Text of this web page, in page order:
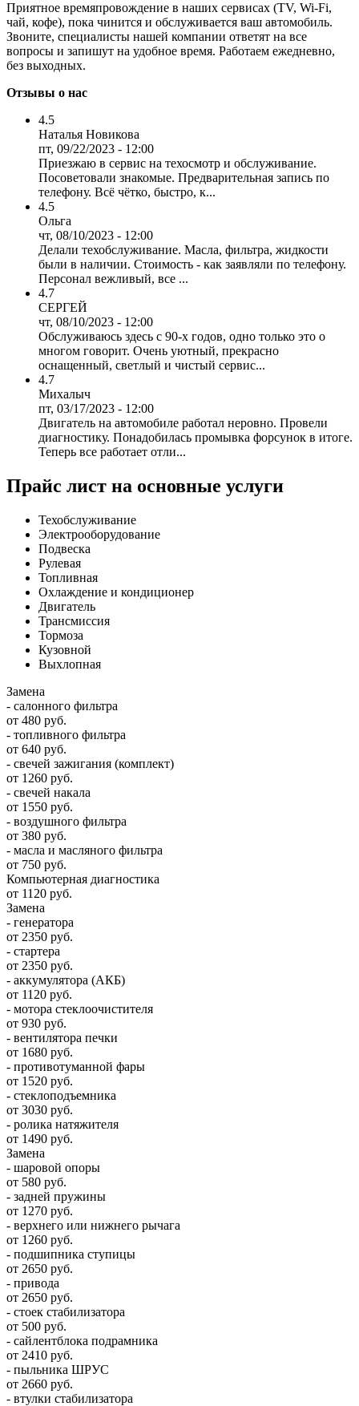
Приятное времяпровождение в наших сервисах (TV, Wi-Fi,
чай, кофе), пока чинится и обслуживается ваш автомобиль.
Звоните, специалисты нашей компании ответят на все
вопросы и запишут на удобное время. Работаем ежедневно,
без выходных.
Отзывы о нас
4.5
Наталья Новикова
пт, 09/22/2023 - 12:00
Приезжаю в сервис на техосмотр и обслуживание.
Посоветовали знакомые. Предварительная запись по
телефону. Всё чётко, быстро, к...
4.5
Ольга
чт, 08/10/2023 - 12:00
Делали техобслуживание. Масла, фильтра, жидкости
были в наличии. Стоимость - как заявляли по телефону.
Персонал вежливый, все ...
4.7
СЕРГЕЙ
чт, 08/10/2023 - 12:00
Обслуживаюсь здесь с 90-х годов, одно только это о
многом говорит. Очень уютный, прекрасно
оснащенный, светлый и чистый сервис...
4.7
Михалыч
пт, 03/17/2023 - 12:00
Двигатель на автомобиле работал неровно. Провели
диагностику. Понадобилась промывка форсунок в итоге.
Теперь все работает отли...
Прайс лист на основные услуги
Техобслуживание
Электрооборудование
Подвеска
Рулевая
Топливная
Охлаждение и кондиционер
Двигатель
Трансмиссия
Тормоза
Кузовной
Выхлопная
Замена
- салонного фильтра
от 480 руб.
- топливного фильтра
от 640 руб.
- свечей зажигания (комплект)
от 1260 руб.
- свечей накала
от 1550 руб.
- воздушного фильтра
от 380 руб.
- масла и масляного фильтра
от 750 руб.
Компьютерная диагностика
от 1120 руб.
Замена
- генератора
от 2350 руб.
- стартера
от 2350 руб.
- аккумулятора (АКБ)
от 1120 руб.
- мотора стеклоочистителя
от 930 руб.
- вентилятора печки
от 1680 руб.
- противотуманной фары
от 1520 руб.
- стеклоподъемника
от 3030 руб.
- ролика натяжителя
от 1490 руб.
Замена
- шаровой опоры
от 580 руб.
- задней пружины
от 1270 руб.
- верхнего или нижнего рычага
от 1260 руб.
- подшипника ступицы
от 2650 руб.
- привода
от 2650 руб.
- стоек стабилизатора
от 500 руб.
- сайлентблока подрамника
от 2410 руб.
- пыльника ШРУС
от 2660 руб.
- втулки стабилизатора